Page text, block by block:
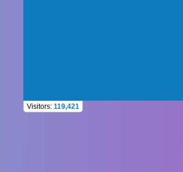
Visitors: 119,421